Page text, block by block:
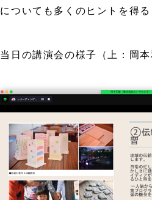
についても多くのヒントを得
当日の講演会の様子（上：岡